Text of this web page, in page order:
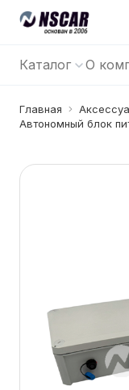
Каталог О
Главная
Автономный блок